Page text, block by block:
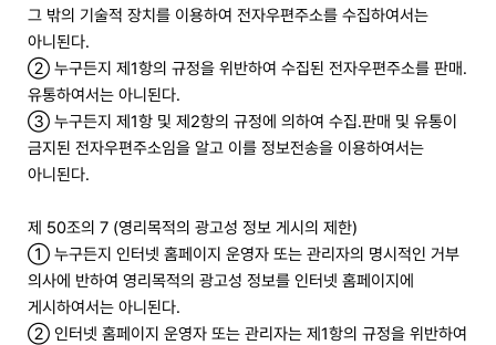
그 밖의 기술적 장치를 이용하여 전자우편주소를 수집하여서는
아니된다.
② 누구든지 제1항의 규정을 위반하여 수집된 전자우편주소를 판매.
유통하여서는 아니된다.
③ 누구든지 제1항 및 제2항의 규정에 의하여 수집.판매 및 유통이
금지된 전자우편주소임을 알고 이를 정보전송을 이용하여서는
아니된다.
제 50조의 7 (영리목적의 광고성 정보 게시의 제한)
① 누구든지 인터넷 홈페이지 운영자 또는 관리자의 명시적인 거부
의사에 반하여 영리목적의 광고성 정보를 인터넷 홈페이지에
게시하여서는 아니된다.
② 인터넷 홈페이지 운영자 또는 관리자는 제1항의 규정을 위반하여